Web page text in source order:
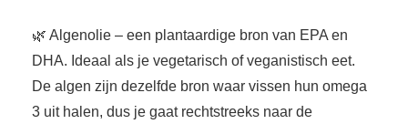
🌿 Algenolie – een plantaardige bron van EPA en
DHA. Ideaal als je vegetarisch of veganistisch eet.
De algen zijn dezelfde bron waar vissen hun omega
3 uit halen, dus je gaat rechtstreeks naar de